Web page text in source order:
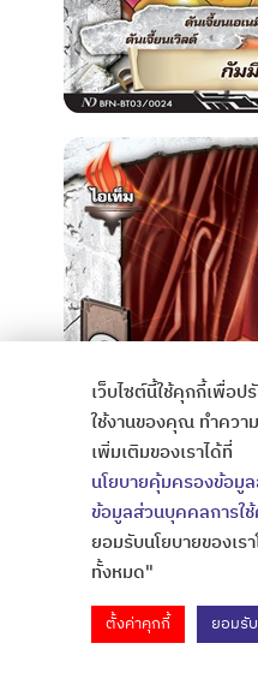
เว็บไซต์นี้ใช้คุกกี้เพื่อ
ใช้งานของคุณ ทำควา
เพิ่มเติมของเราได้ที่
นโยบายคุ้มครองข้อมู
ข้อมูลส่วนบุคคลการใ
ยอมรับนโยบายของเ
ทั้งหมด"
ตั้งค่าคุกกี้ ยอมรั